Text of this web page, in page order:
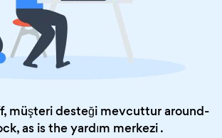
müşteri desteği mevcuttur around-
as is theyardım merkezi.